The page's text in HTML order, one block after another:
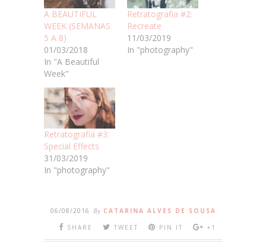
A BEAUTIFUL
WEEK (SEMANAS
5 A 8)
01/03/2018
In "A Beautiful
Week"
Retratografia #2:
Recreate
11/03/2019
In "photography"
Retratografia #3:
Special Effects
31/03/2019
In "photography"
06/08/2016 By CATARINA ALVES DE SOUSA
SHARE
TWEET PIN IT +1